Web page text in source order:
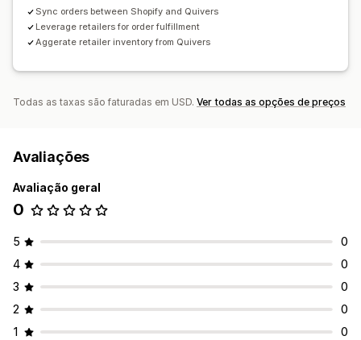
Sync orders between Shopify and Quivers
Leverage retailers for order fulfillment
Aggerate retailer inventory from Quivers
Todas as taxas são faturadas em USD. Ver todas as opções de preços
Avaliações
Avaliação geral
0
5
0
4
0
3
0
2
0
1
0